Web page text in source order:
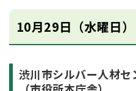
10月29日（水曜日）
渋川市シルバー人材